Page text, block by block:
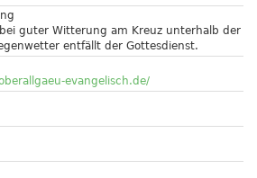
guter Witterung am Kreuz unterhalb der
entfällt der Gottesdienst.
evangelisch.de/